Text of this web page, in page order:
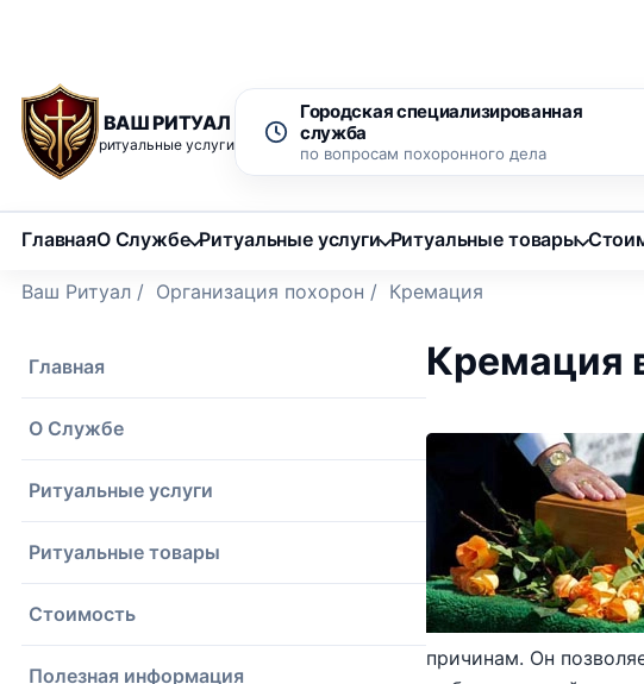
ВАШ РИТУАЛ
ритуальные услуги
Городская специализированная
служба
по вопросам похоронного дела
ГлавнаяО Службе Ритуальные услуги Ритуальные товары
Ваш Ритуал / Организация похорон / Кремация
Главная
О Службе
Ритуальные услуги
Ритуальные товары
Стоимость
Полезная информация
Кремация
причинам. Он